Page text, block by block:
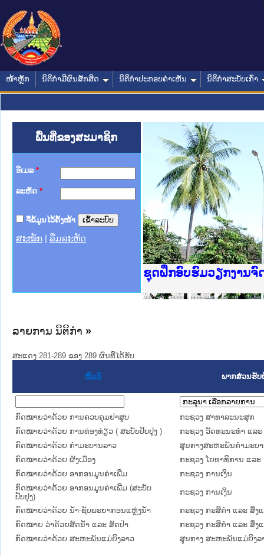
ໜ້າຫຼັກ ນິຕິກໍາມີຜົນສັກສິດ ນິຕິກໍາປະກອບຄໍາເຫັນ ນິຕິກໍາສະບັບເກົ່າ
ພື້ນທີ່ຂອງສະມາຊິກ
ອີເມລ *
ລະຫັດ *
ຈື່ຂໍ້ມູນໄວ້ຄັ້ງໜ້າ
ສະໝັກ ລືມລະຫັດ
Ministry of Justice
ເຜີຍແຜ່ວັບໄຊຈົດໝາຍເ
ກະຊວງຍຸຕິທຳ
ຊຸດຝຶກອົບຮົມວຽກງານຈົ
ກອງປະຊຸມທົບທວນຄືນກ
ຝຶກອົບຮົມ ຜູ່ປະສານງາ
ຝຶກອົບຮົມ ຜູ່ປະສານງາ
ເຜີຍແຜ່ແອັບກົດໝາຍລາ
ເຜີຍແຜ່ແອັບກົດໝາຍລາ
ຍົກລະດັບວຽກງານຈົດໝ
ຊຸດຝຶກອົບຮົມວຽກງານຈົ
ລາຍການ ນິຕິກໍາ »
ສະແດງ 281-289 ຂອງ 289 ຜົນທີ່ໄດ້ຮັບ.
ຫົວຂໍ້ ພາກສ່ວນຮັບ
ກົດໝາຍວ່າດ້ວຍ ການຄວບຄຸມຢາສູບ
ກະຊວງ ສາທາລະນະສຸກ
ກົດໝາຍວ່າດ້ວຍ ການທ່ອງທ່ຽວ ( ສະບັບປັບປຸງ )
ກະຊວງ ວັດທະນະທຳ ແລ
ກົດໝາຍວ່າດ້ວຍ ກຳມະບານລາວ
ສູນກາງສະຫະພັນກຳມະບ
ກົດ​ໝາຍ​ວ່າ​ດ້ວຍ ຜັງເມືອງ
ກະຊວງ ໂຍທາທິການ ແລະ
ກົດໝາຍວ່າດ້ວຍ ອາກອນມູນຄ່າເພີ່ມ
ກະຊວງ ການເງິນ
ກົດໝາຍວ່າດ້ວຍ ອາກອນມູນຄ່າເພີ່ມ (ສະບັບ
ປັບປຸງ)
ກະຊວງ ການເງິນ
ກົດໝາຍວ່າດ້ວຍ ນ້ຳ-ຊັບພະຍາກອນແຫຼ່ງນ້ຳ
ກະຊວງ ກະສິກຳ ແລະ ສິ່ງ
ກົດໝາຍ ວ່າດ້ວຍສັດນ້ຳ ແລະ ສັດປ່າ
ກະຊວງ ກະສິກຳ ແລະ ສິ່ງ
ກົດໝາຍວ່າດ້ວຍ ສະຫະພັນແມ່ຍິງລາວ
ສູນກາງ ສະຫະພັນແມ່ຍິງລ